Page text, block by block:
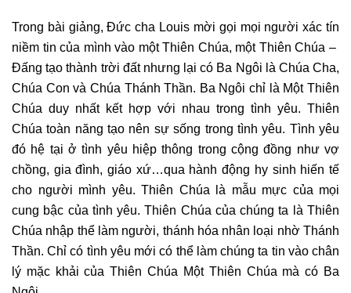
Trong bài giảng, Đức cha Louis mời gọi mọi người xác tín
niềm tin của mình vào một Thiên Chúa, một Thiên Chúa –
Đấng tạo thành trời đất nhưng lại có Ba Ngôi là Chúa Cha,
Chúa Con và Chúa Thánh Thần. Ba Ngôi chỉ là Một Thiên
Chúa duy nhất kết hợp với nhau trong tình yêu. Thiên
Chúa toàn năng tạo nên sự sống trong tình yêu. Tình yêu
đó hệ tại ở tình yêu hiệp thông trong cộng đồng như vợ
chồng, gia đình, giáo xứ…qua hành động hy sinh hiến tế
cho người mình yêu. Thiên Chúa là mẫu mực của mọi
cung bậc của tình yêu. Thiên Chúa của chúng ta là Thiên
Chúa nhập thể làm người, thánh hóa nhân loại nhờ Thánh
Thần. Chỉ có tình yêu mới có thể làm chúng ta tin vào chân
lý mặc khải của Thiên Chúa Một Thiên Chúa mà có Ba